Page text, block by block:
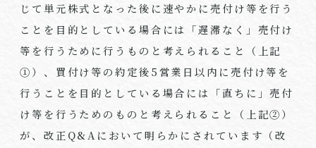
じて単元株式となった後に速やかに売付け等を行う
ことを目的としている場合には「遅滞なく」売付け
等を行うために行うものと考えられること（上記
①）、買付け等の約定後5営業日以内に売付け等を
行うことを目的としている場合には「直ちに」売付
け等を行うためのものと考えられること（上記②）
が、改正Q&Aにおいて明らかにされています（改